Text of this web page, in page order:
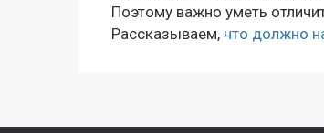
Поэтому важно уметь
Рассказываем, что должно